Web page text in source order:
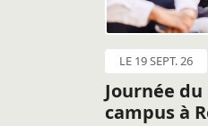
LE 19 SEPT. 26
Journée
campus à